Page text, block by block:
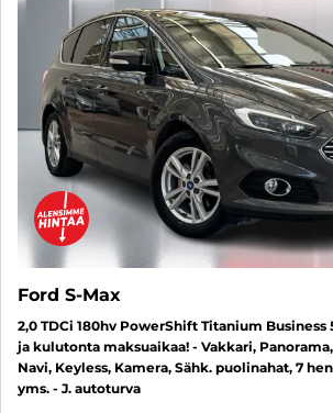
Ford S-Max
2,0 TDCi 180hv PowerShift Titanium
ja kulutonta maksuaikaa! - Vakkari,
Navi, Keyless, Kamera, Sähk. puolinahat, 7
yms. - J. autoturva